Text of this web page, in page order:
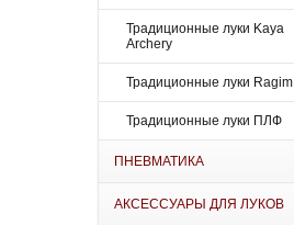
Традиционные луки Kaya
Archery
Традиционные луки Ragim
Традиционные луки ПЛФ
ПНЕВМАТИКА
АКСЕССУАРЫ ДЛЯ ЛУКОВ